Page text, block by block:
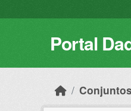
Portal